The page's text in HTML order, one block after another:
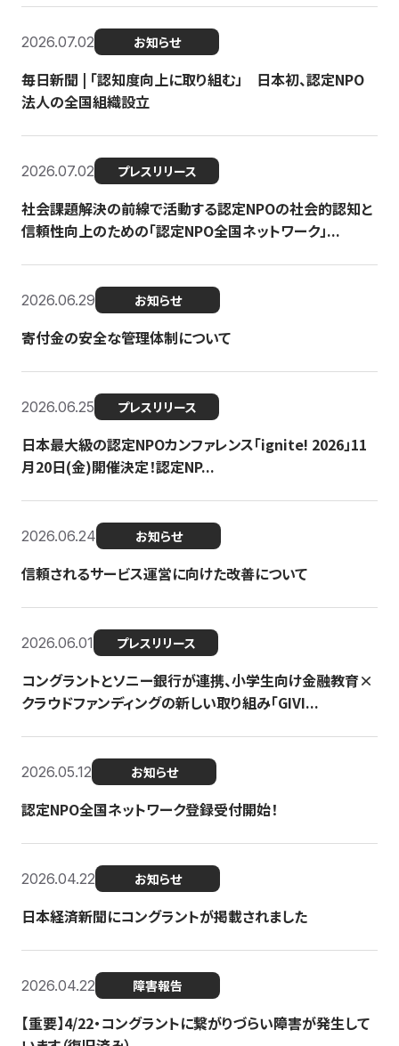
2026.07.02 お知らせ
毎日新聞 | 「認知度向上に取り組む」 日本初、認定NPO
法人の全国組織設立
2026.07.02 プレスリリース
社会課題解決の前線で活動する認定NPOの社会的認知と
信頼性向上のための「認定NPO全国ネットワーク」...
2026.06.29 お知らせ
寄付金の安全な管理体制について
2026.06.25 プレスリリース
日本最大級の認定NPOカンファレンス「ignite! 2026」11
月20日(金)開催決定！認定NP...
2026.06.24 お知らせ
信頼されるサービス運営に向けた改善について
2026.06.01 プレスリリース
コングラントとソニー銀行が連携、小学生向け金融教育×
クラウドファンディングの新しい取り組み「GIVI...
2026.05.12 お知らせ
認定NPO全国ネットワーク登録受付開始！
2026.04.22 お知らせ
日本経済新聞にコングラントが掲載されました
2026.04.22 障害報告
【重要】4/22・コングラントに繋がりづらい障害が発生して